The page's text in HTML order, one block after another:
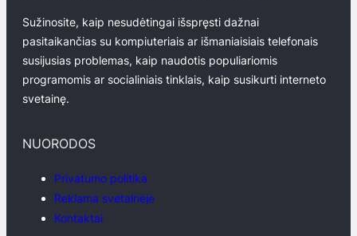
Sužinosite, kaip nesudėtingai išspręsti dažnai
pasitaikančias su kompiuteriais ar išmaniaisiais telefonais
susijusias problemas, kaip naudotis populiariomis
programomis ar socialiniais tinklais, kaip susikurti interneto
svetainę.
NUORODOS
Privatumo politika
Reklama svetainėje
Kontaktai